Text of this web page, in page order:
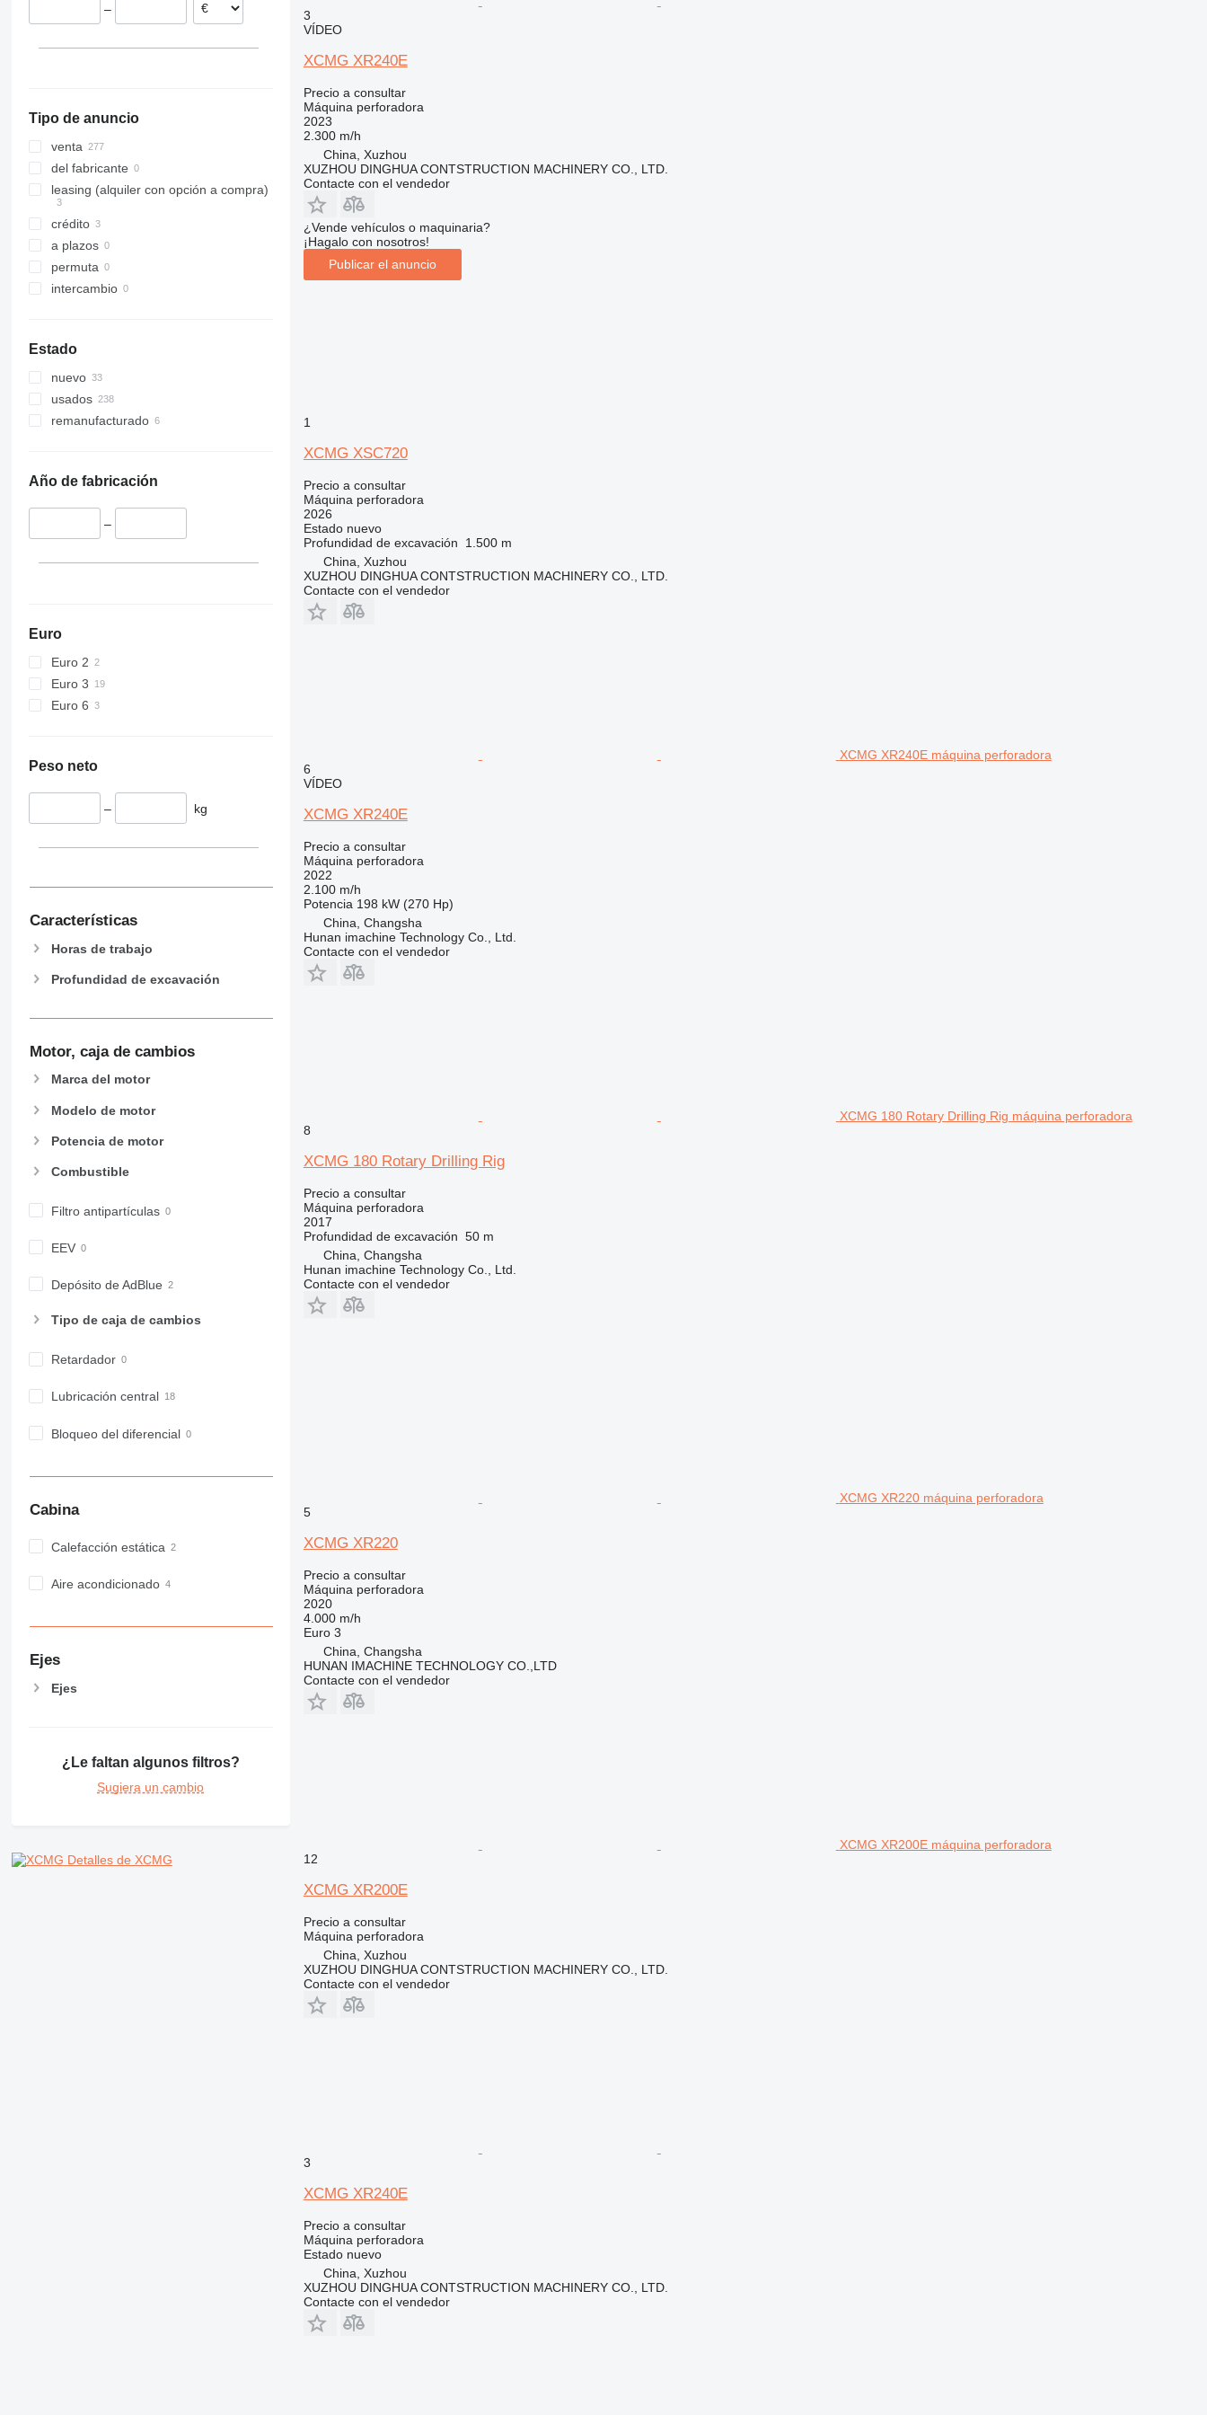
XR360E
XRS
–
Tipo de anuncio
venta
del fabricante
leasing (alquiler con opción a compra)
crédito
a plazos
permuta
intercambio
Estado
nuevo
usados
remanufacturado
Año de fabricación
–
Euro
Euro 2
Euro 3
Euro 6
Peso neto
– kg
Características
Horas de trabajo
Profundidad de excavación
Motor, caja de cambios
Marca del motor
Modelo de motor
Potencia de motor
Combustible
Filtro antipartículas
EEV
Depósito de AdBlue
Tipo de caja de cambios
Retardador
Lubricación central
Bloqueo del diferencial
Cabina
Calefacción estática
Aire acondicionado
Ejes
Ejes
¿Le faltan algunos filtros?
Sugiera un cambio
Detalles de XCMG
3
VÍDEO
XCMG XR240E
Precio a consultar
Máquina perforadora
2023
2.300 m/h
China, Xuzhou
XUZHOU DINGHUA CONTSTRUCTION MACHINERY CO., LTD.
Contacte con el vendedor
¿Vende vehículos o maquinaria?
¡Hagalo con nosotros!
Publicar el anuncio
1
XCMG XSC720
Precio a consultar
Máquina perforadora
2026
Estadonuevo
Profundidad de excavación
1.500 m
China, Xuzhou
XUZHOU DINGHUA CONTSTRUCTION MACHINERY CO., LTD.
Contacte con el vendedor
XCMG XR240E máquina perforadora
6
VÍDEO
XCMG XR240E
Precio a consultar
Máquina perforadora
2022
2.100 m/h
Potencia 198 kW (270 Hp)
China, Changsha
Hunan imachine Technology Co., Ltd.
Contacte con el vendedor
XCMG 180 Rotary Drilling Rig máquina perforadora
8
XCMG 180 Rotary Drilling Rig
Precio a consultar
Máquina perforadora
2017
Profundidad de excavación 50 m
China, Changsha
Hunan imachine Technology Co., Ltd.
Contacte con el vendedor
XCMG XR220 máquina perforadora
5
XCMG XR220
Precio a consultar
Máquina perforadora
2020
4.000 m/h
Euro 3
China, Changsha
HUNAN IMACHINE TECHNOLOGY CO.,LTD
Contacte con el vendedor
XCMG XR200E máquina perforadora
12
XCMG XR200E
Precio a consultar
Máquina perforadora
China, Xuzhou
XUZHOU DINGHUA CONTSTRUCTION MACHINERY CO., LTD.
Contacte con el vendedor
3
XCMG XR240E
Precio a consultar
Máquina perforadora
Estadonuevo
China, Xuzhou
XUZHOU DINGHUA CONTSTRUCTION MACHINERY CO., LTD.
Contacte con el vendedor